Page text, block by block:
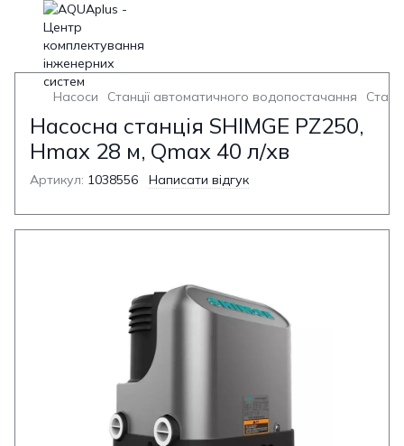
Насоси Станції автоматичного водопостачання
Насосна станція SHIMGE PZ250,
Hmax 28 м, Qmax 40 л/хв
Артикул: 1038556 Написати відгук